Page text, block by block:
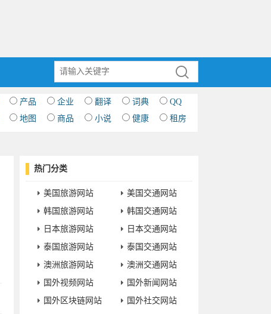
产品 企业 翻译 词典
QQ
地图 商品 小说 健康 租房
热门分类
美国旅游网站
美国交通网站
韩国旅游网站
韩国交通网站
日本旅游网站
日本交通网站
泰国旅游网站
泰国交通网站
澳洲旅游网站
澳洲交通网站
国外视频网站
国外新闻网站
国外区块链网站
国外社交网站